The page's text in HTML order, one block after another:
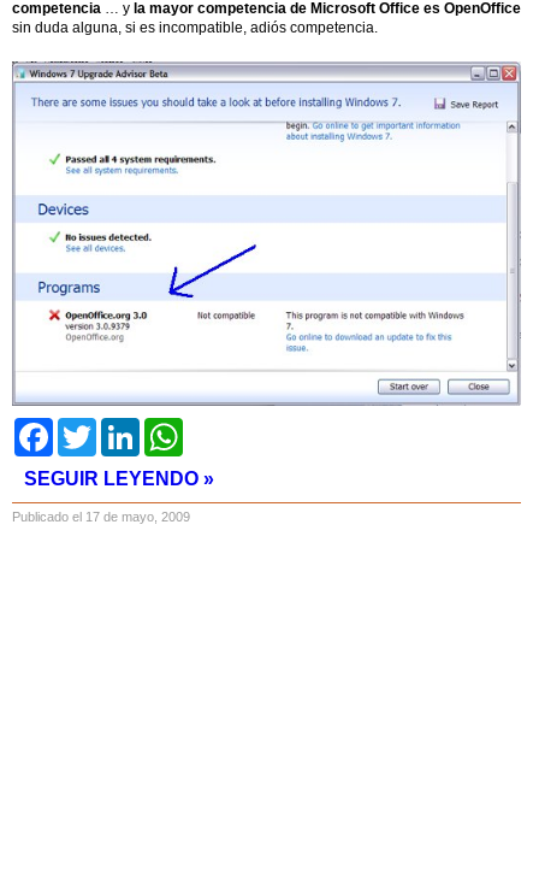
competencia … y la mayor competencia de Microsoft Office es OpenOffice
sin duda alguna, si es incompatible, adiós competencia.
FacebookTwitter LinkedIn
SEGUIR LEYENDO »
Publicado el 17 de mayo, 2009